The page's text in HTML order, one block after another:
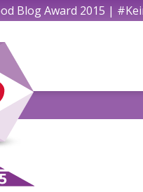
Blog Award 2015 |